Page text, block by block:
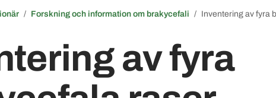
Forskning och information om brakycefali Inventering av fyra
av fyra